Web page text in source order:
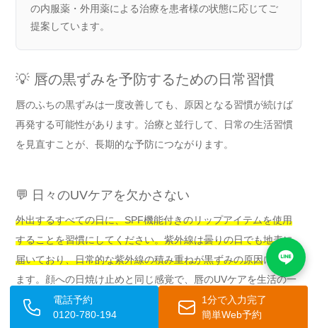
の内服薬・外用薬による治療を患者様の状態に応じてご
提案しています。
💡 唇の黒ずみを予防するための日常習慣
唇のふちの黒ずみは一度改善しても、原因となる習慣が続けば
再発する可能性があります。治療と並行して、日常の生活習慣
を見直すことが、長期的な予防につながります。
💬 日々のUVケアを欠かさない
外出するすべての日に、SPF機能付きのリップアイテムを使用
することを習慣にしてください。紫外線は曇りの日でも地表に
届いており、日常的な紫外線の積み重ねが黒ずみの原因になり
ます。顔への日焼け止めと同じ感覚で、唇のUVケアを生活の一
部にしましょう。
電話予約
0120-780-194
1分で入力完了
簡単Web予約